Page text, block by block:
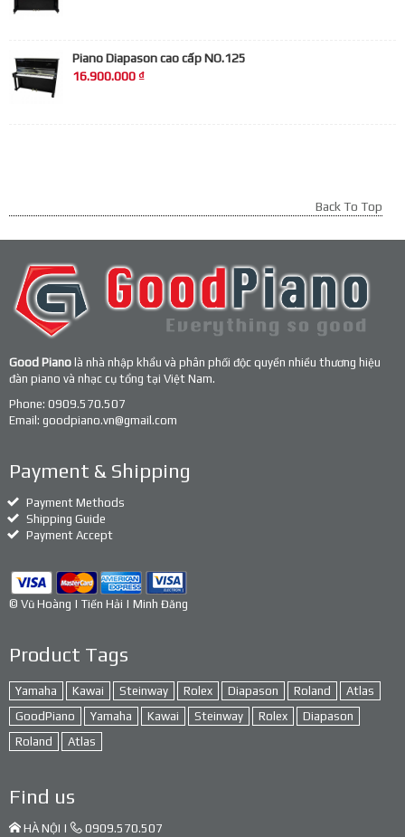
Piano Diapason cao cấp NO.125
16.900.000 ₫
Back To Top
Good Piano là nhà nhập khẩu và phân phối độc quyền nhiều thương hiệu
đàn piano và nhạc cụ tổng tại Việt Nam.
Phone: 0909.570.507
Email: goodpiano.vn@gmail.com
Payment & Shipping
Payment Methods
Shipping Guide
Payment Accept
© Vũ Hoàng | Tiến Hải | Minh Đăng
Product Tags
Yamaha Kawai Steinway Rolex Diapason Roland
Atlas
GoodPiano
Yamaha Kawai Steinway Rolex
Diapason
Roland
Atlas
Find us
HÀ NỘI | 0909.570.507